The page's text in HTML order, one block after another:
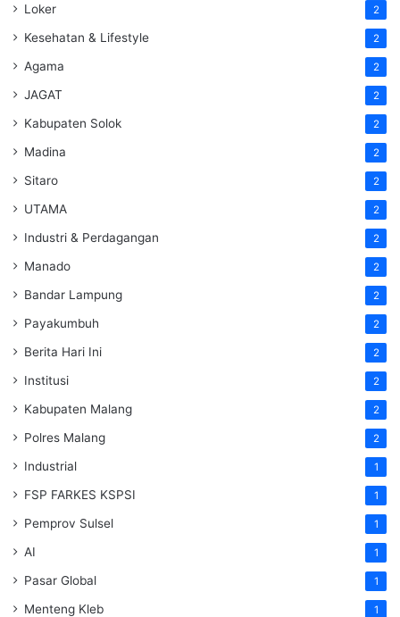
Loker 2
Kesehatan & Lifestyle 2
Agama 2
JAGAT 2
Kabupaten Solok 2
Madina 2
Sitaro 2
UTAMA 2
Industri & Perdagangan 2
Manado 2
Bandar Lampung 2
Payakumbuh 2
Berita Hari Ini 2
Institusi 2
Kabupaten Malang 2
Polres Malang 2
Industrial 1
FSP FARKES KSPSI 1
Pemprov Sulsel 1
AI 1
Pasar Global 1
Menteng Kleb 1